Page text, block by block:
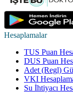
Hesaplamalar
TUS Puan
DUS Puan
Adet (Regl)
VKI
Su İhtiyacı